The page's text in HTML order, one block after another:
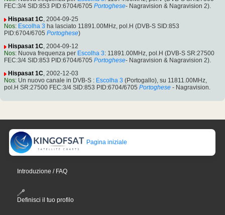
FEC:3/4 SID:853 PID:6704/6705 Portoghese- Nagravision & Nagravision 2).
Hispasat 1C, 2004-09-25
Nos: Escolha 3 ha lasciato 11891.00MHz, pol.H (DVB-S SID:853
PID:6704/6705 Portoghese)
Hispasat 1C, 2004-09-12
Nos: Nuova frequenza per Escolha 3: 11891.00MHz, pol.H (DVB-S SR:27500
FEC:3/4 SID:853 PID:6704/6705 Portoghese- Nagravision & Nagravision 2).
Hispasat 1C, 2002-12-03
Nos: Un nuovo canale in DVB-S : Escolha 3 (Portogallo), su 11811.00MHz,
pol.H SR:27500 FEC:3/4 SID:853 PID:6704/6705 Portoghese - Nagravision.
Pagina iniziale
Introduzione / FAQ
Definisci il tuo profilo